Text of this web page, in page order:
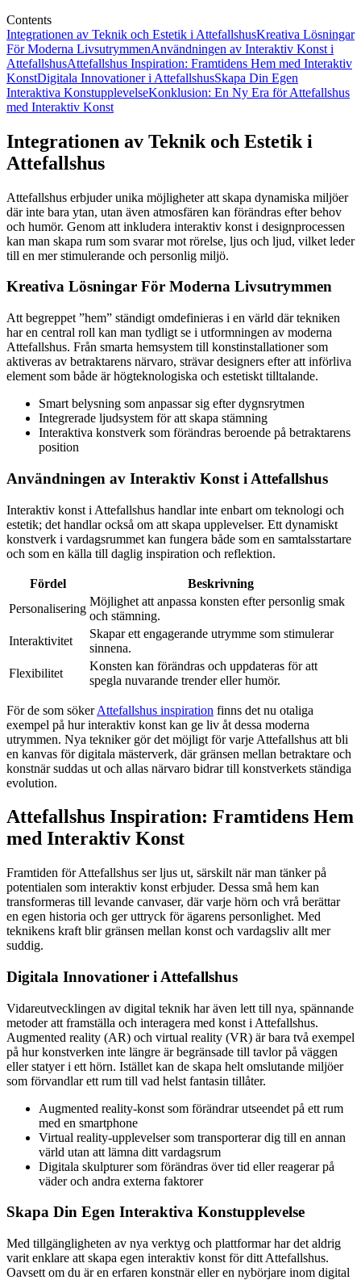
Contents
Integrationen av Teknik och Estetik i AttefallshusKreativa Lösningar
För Moderna LivsutrymmenAnvändningen av Interaktiv Konst i
AttefallshusAttefallshus Inspiration: Framtidens Hem med Interaktiv
KonstDigitala Innovationer i AttefallshusSkapa Din Egen
Interaktiva KonstupplevelseKonklusion: En Ny Era för Attefallshus
med Interaktiv Konst
Integrationen av Teknik och Estetik i
Attefallshus
Attefallshus erbjuder unika möjligheter att skapa dynamiska miljöer
där inte bara ytan, utan även atmosfären kan förändras efter behov
och humör. Genom att inkludera interaktiv konst i designprocessen
kan man skapa rum som svarar mot rörelse, ljus och ljud, vilket leder
till en mer stimulerande och personlig miljö.
Kreativa Lösningar För Moderna Livsutrymmen
Att begreppet ”hem” ständigt omdefinieras i en värld där tekniken
har en central roll kan man tydligt se i utformningen av moderna
Attefallshus. Från smarta hemsystem till konstinstallationer som
aktiveras av betraktarens närvaro, strävar designers efter att införliva
element som både är högteknologiska och estetiskt tilltalande.
Smart belysning som anpassar sig efter dygnsrytmen
Integrerade ljudsystem för att skapa stämning
Interaktiva konstverk som förändras beroende på betraktarens
position
Användningen av Interaktiv Konst i Attefallshus
Interaktiv konst i Attefallshus handlar inte enbart om teknologi och
estetik; det handlar också om att skapa upplevelser. Ett dynamiskt
konstverk i vardagsrummet kan fungera både som en samtalsstartare
och som en källa till daglig inspiration och reflektion.
Fördel
Beskrivning
Personalisering
Möjlighet att anpassa konsten efter personlig smak
och stämning.
Interaktivitet
Skapar ett engagerande utrymme som stimulerar
sinnena.
Flexibilitet
Konsten kan förändras och uppdateras för att
spegla nuvarande trender eller humör.
För de som sökerAttefallshus inspiration finns det nu otaliga
exempel på hur interaktiv konst kan ge liv åt dessa moderna
utrymmen. Nya tekniker gör det möjligt för varje Attefallshus att bli
en kanvas för digitala mästerverk, där gränsen mellan betraktare och
konstnär suddas ut och allas närvaro bidrar till konstverkets ständiga
evolution.
Attefallshus Inspiration: Framtidens Hem
med Interaktiv Konst
Framtiden för Attefallshus ser ljus ut, särskilt när man tänker på
potentialen som interaktiv konst erbjuder. Dessa små hem kan
transformeras till levande canvaser, där varje hörn och vrå berättar
en egen historia och ger uttryck för ägarens personlighet. Med
teknikens kraft blir gränsen mellan konst och vardagsliv allt mer
suddig.
Digitala Innovationer i Attefallshus
Vidareutvecklingen av digital teknik har även lett till nya, spännande
metoder att framställa och interagera med konst i Attefallshus.
Augmented reality (AR) och virtual reality (VR) är bara två exempel
på hur konstverken inte längre är begränsade till tavlor på väggen
eller statyer i ett hörn. Istället kan de skapa helt omslutande miljöer
som förvandlar ett rum till vad helst fantasin tillåter.
Augmented reality-konst som förändrar utseendet på ett rum
med en smartphone
Virtual reality-upplevelser som transporterar dig till en annan
värld utan att lämna ditt vardagsrum
Digitala skulpturer som förändras över tid eller reagerar på
väder och andra externa faktorer
Skapa Din Egen Interaktiva Konstupplevelse
Med tillgängligheten av nya verktyg och plattformar har det aldrig
varit enklare att skapa egen interaktiv konst för ditt Attefallshus.
Oavsett om du är en erfaren konstnär eller en nybörjare inom digital